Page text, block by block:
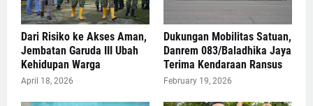
Dari Risiko ke Akses Aman,
Jembatan Garuda III Ubah
Kehidupan Warga
April 18, 2026
Dukungan Mobilitas Satuan,
Danrem 083/Baladhika Jaya
Terima Kendaraan Ransus
February 19, 2026